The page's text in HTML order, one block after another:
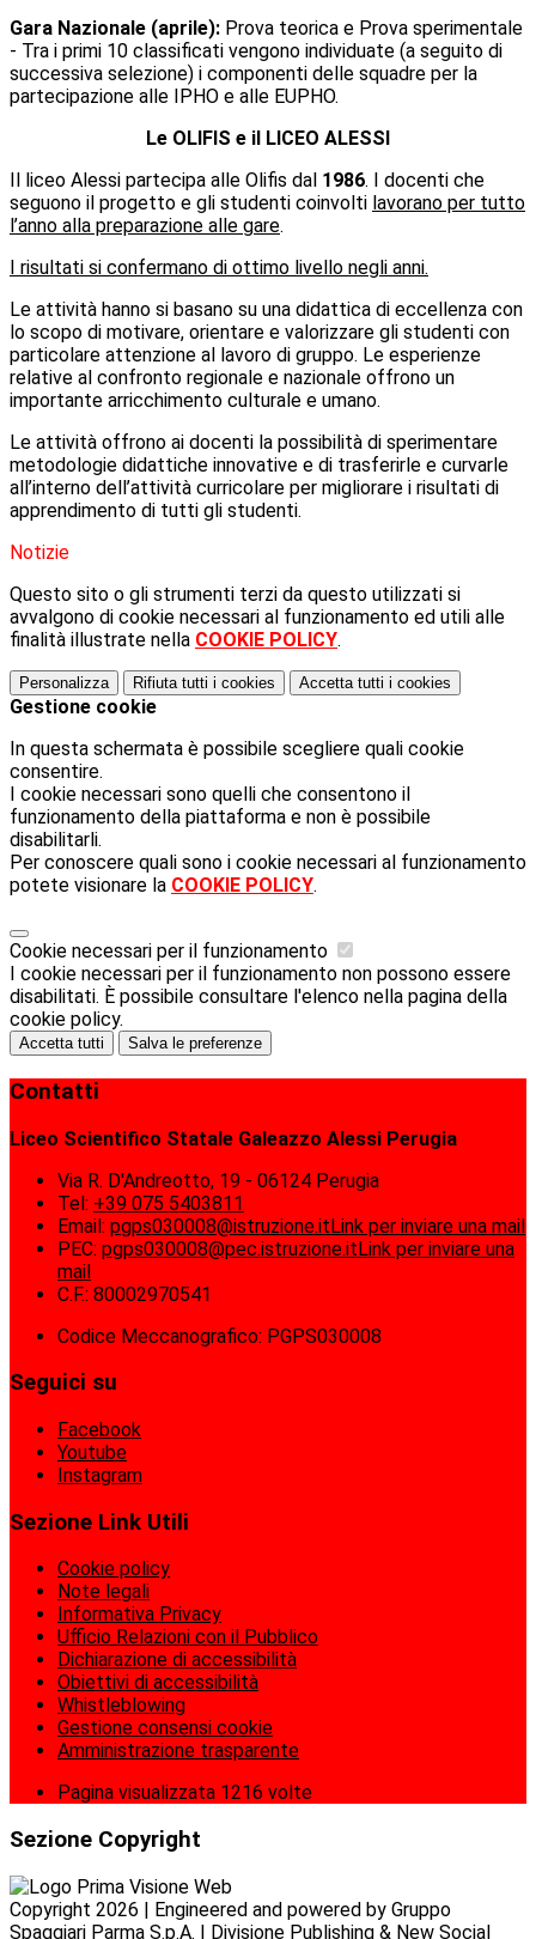
Gara Nazionale (aprile): Prova teorica e Prova sperimentale
- Tra i primi 10 classificati vengono individuate (a seguito di
successiva selezione) i componenti delle squadre per la
partecipazione alle IPHO e alle EUPHO.
Le OLIFIS e il LICEO ALESSI
Il liceo Alessi partecipa alle Olifis dal 1986. I docenti che
seguono il progetto e gli studenti coinvolti lavorano per tutto
l’anno alla preparazione alle gare.
I risultati si confermano di ottimo livello negli anni.
Le attività hanno si basano su una didattica di eccellenza con
lo scopo di motivare, orientare e valorizzare gli studenti con
particolare attenzione al lavoro di gruppo. Le esperienze
relative al confronto regionale e nazionale offrono un
importante arricchimento culturale e umano.
Le attività offrono ai docenti la possibilità di sperimentare
metodologie didattiche innovative e di trasferirle e curvarle
all’interno dell’attività curricolare per migliorare i risultati di
apprendimento di tutti gli studenti.
Notizie
Questo sito o gli strumenti terzi da questo utilizzati si
avvalgono di cookie necessari al funzionamento ed utili alle
finalità illustrate nella COOKIE POLICY.
Personalizza Rifiuta tutti i cookies Accetta tutti i cookies
Gestione cookie
In questa schermata è possibile scegliere quali cookie
consentire.
I cookie necessari sono quelli che consentono il
funzionamento della piattaforma e non è possibile
disabilitarli.
Per conoscere quali sono i cookie necessari al funzionamento
potete visionare la COOKIE POLICY.
Cookie necessari per il funzionamento
I cookie necessari per il funzionamento non possono essere
disabilitati. È possibile consultare l'elenco nella pagina della
cookie policy.
Accetta tutti Salva le preferenze
Contatti
Liceo Scientifico Statale Galeazzo Alessi Perugia
Via R. D'Andreotto, 19 - 06124 Perugia
Tel: +39 075 5403811
Email: pgps030008@istruzione.itLink per inviare una mail
PEC: pgps030008@pec.istruzione.itLink per inviare una
mail
C.F.: 80002970541
Codice Meccanografico: PGPS030008
Seguici su
Facebook
Youtube
Instagram
Sezione Link Utili
Cookie policy
Note legali
Informativa Privacy
Ufficio Relazioni con il Pubblico
Dichiarazione di accessibilità
Obiettivi di accessibilità
Whistleblowing
Gestione consensi cookie
Amministrazione trasparente
Pagina visualizzata 1216 volte
Sezione Copyright
Copyright 2026 | Engineered and powered by Gruppo
Spaggiari Parma S.p.A. | Divisione Publishing & New Social